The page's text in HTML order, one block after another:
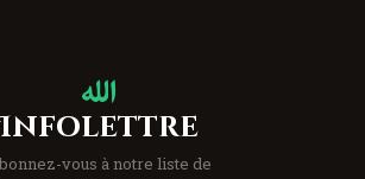
Infolettre
vous à notre liste de